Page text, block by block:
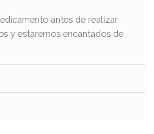
antes de realizar
y estaremos encantados de